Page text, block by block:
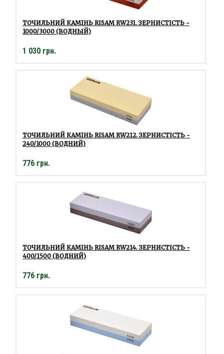
ТОЧИЛЬНИЙ КАМІНЬ RISAM RW231. ЗЕРНИСТІСТЬ -
1000/3000 (ВОДНЫЙ)
1 030 грн.
ТОЧИЛЬНИЙ КАМІНЬ RISAM RW212. ЗЕРНИСТІСТЬ -
240/1000 (ВОДНИЙ)
776 грн.
ТОЧИЛЬНИЙ КАМІНЬ RISAM RW214. ЗЕРНИСТІСТЬ -
400/1500 (ВОДНИЙ)
776 грн.